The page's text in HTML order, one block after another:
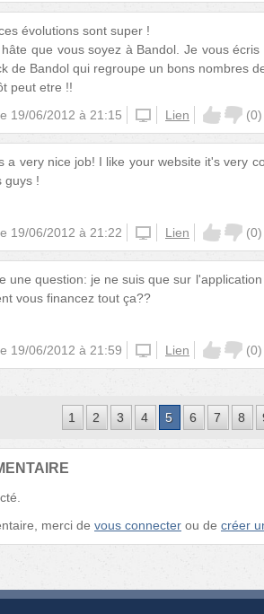
évolutions sont super !
que vous soyez à Bandol. Je vous
de Bandol qui regroupe un bons nombres
peut etre !!
19/06/2012 à 21:15 iphoneLien (0)
a very nice job! I like your website it's very
guys !
19/06/2012 à 21:22 websiteLien (0)
une question: je ne suis que sur
vous financez tout ça??
19/06/2012 à 21:59 iphoneLien (0)
1 2 3 4 5 6 7 8
merci de vous connecter ou de créer